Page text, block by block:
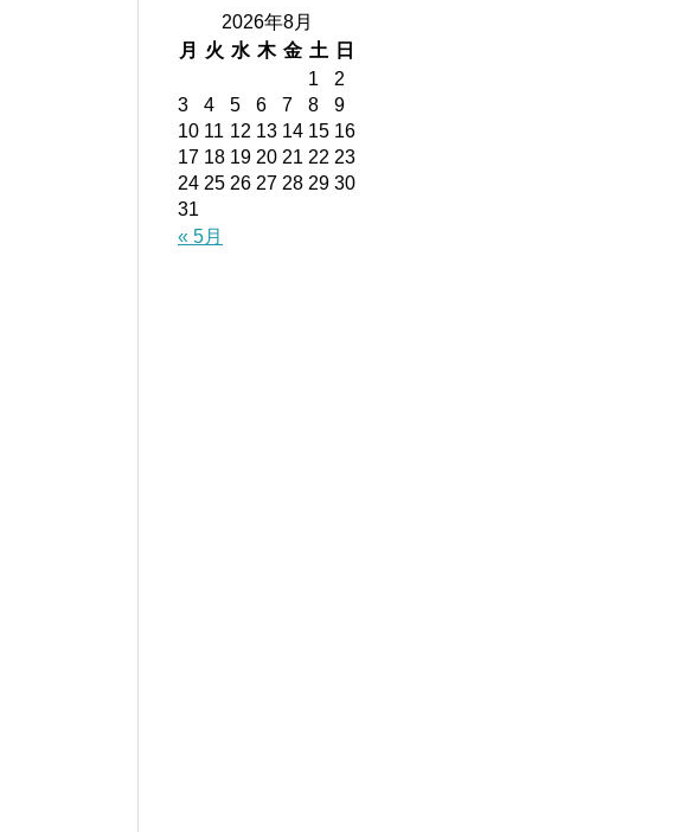
2026年8月
月
火 水 木 金 土 日
« 5月
1
2
3
4 5 6 7 8
9
10 11 12 13 14 15 16
17 18 19 20 21 22 23
24 25 26 27 28 29 30
31